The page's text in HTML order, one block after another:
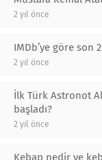
2 yıl önce
IMDb’ye göre son
2 yıl önce
İlk Türk Astronot
başladı?
2 yıl önce
Kebap nedir ve